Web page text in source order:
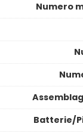
Numero
Batterie/